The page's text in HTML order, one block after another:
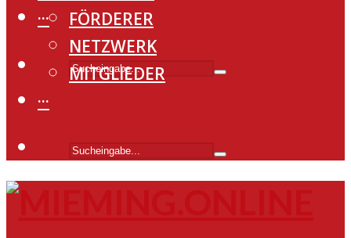
···
FÖRDERER
NETZWERK
MITGLIEDER
···